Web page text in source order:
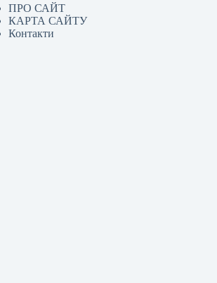
ПРО САЙТ
КАРТА САЙТУ
Контакти